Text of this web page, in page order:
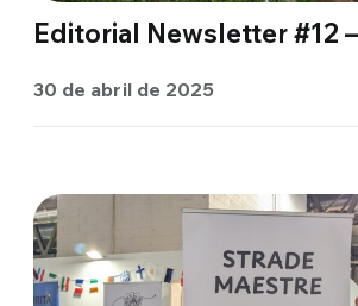
Editorial Newsletter #12
30 de abril de 2025